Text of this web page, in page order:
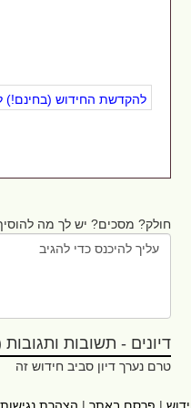
להקדשת החידוש (בחינם!)
חולק? מסכים? יש לך מה
דיונים - תשובות ותגובות
טרם נערך דיון סביב חידוש זה
| פרסם באתר | הצהרת נגישות